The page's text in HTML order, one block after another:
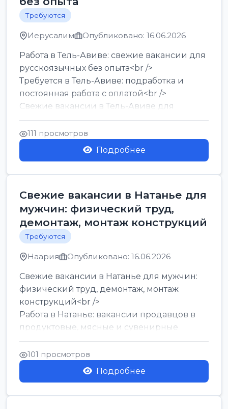
Требуются
Иерусалим Опубликовано: 16.06.2026
Работа в Тель-Авиве: свежие вакансии для
русскоязычных без опыта<br />
Требуется в Тель-Авиве: подработка и
постоянная работа с оплатой<br />
Свежие вакансии в Тель-Авиве для
мужчин и женщин от хозя...
111 просмотров
Подробнее
Свежие вакансии в Натанье для
мужчин: физический труд,
демонтаж, монтаж конструкций
Требуются
Наария Опубликовано: 16.06.2026
Свежие вакансии в Натанье для мужчин:
физический труд, демонтаж, монтаж
конструкций<br />
Работа в Натанье: вакансии продавцов в
продуктовые, мясные и сувенирные
лавки<br />
Разнорабочий на сборку м...
101 просмотров
Подробнее